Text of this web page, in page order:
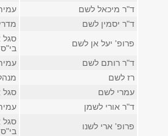
ד"ר מיכאל לשם
ד"ר יסמין לשם
פרופ' יעל אן לשם
סגל
ד"ר רותם לשם
רז לשם
עמרי לשם
סגל
ד"ר אורי לשמן
פרופ' ארי לשנו
סגל